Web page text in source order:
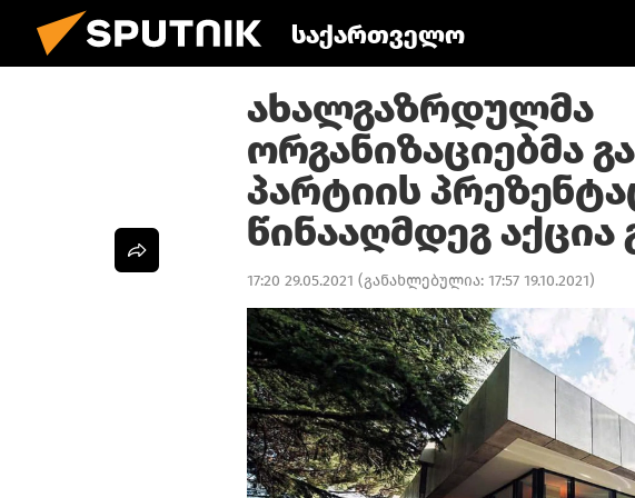
საქართველო
ახალგაზრდულმა
ორგანიზაციებმა
პარტიის
წინააღმდეგ აქცია
17:20 29.05.2021 (განახლებულია: 17:57 19.10.2021)